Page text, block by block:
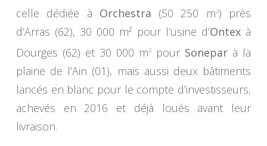
celle dédiée à Orchestra (50 250 m2) près
d’Arras (62), 30 000 m² pour l’usine d’Ontex à
Dourges (62) et 30 000 m2 pour Sonepar à la
plaine de l’Ain (01), mais aussi deux bâtiments
lancés en blanc pour le compte d’investisseurs,
achevés en 2016 et déjà loués avant leur
livraison.